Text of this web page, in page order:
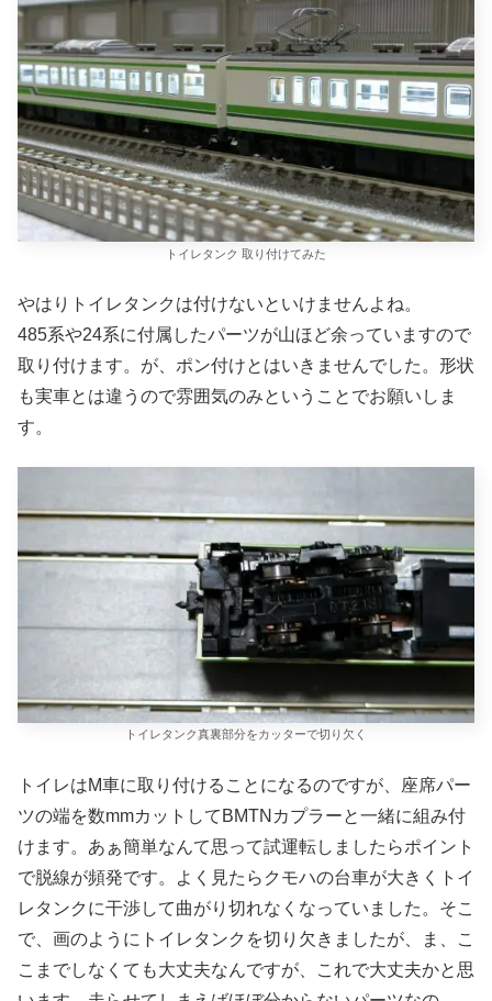
トイレタンク 取り付けてみた
やはりトイレタンクは付けないといけませんよね。
485系や24系に付属したパーツが山ほど余っていますので
取り付けます。が、ポン付けとはいきませんでした。形状
も実車とは違うので雰囲気のみということでお願いしま
す。
トイレタンク真裏部分をカッターで切り欠く
トイレはM車に取り付けることになるのですが、座席パー
ツの端を数mmカットしてBMTNカプラーと一緒に組み付
けます。あぁ簡単なんて思って試運転しましたらポイント
で脱線が頻発です。よく見たらクモハの台車が大きくトイ
レタンクに干渉して曲がり切れなくなっていました。そこ
で、画のようにトイレタンクを切り欠きましたが、ま、こ
こまでしなくても大丈夫なんですが、これで大丈夫かと思